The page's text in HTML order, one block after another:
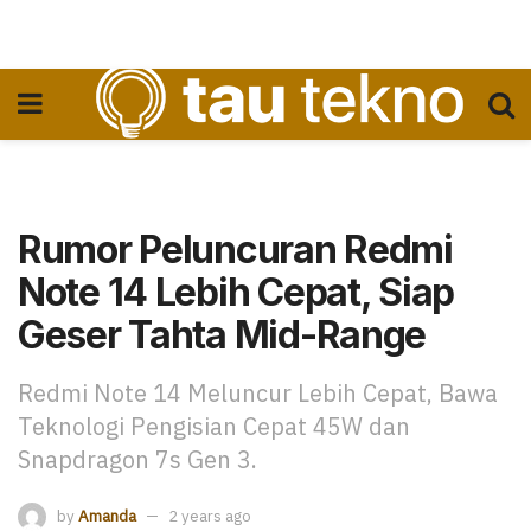
Rumor Peluncuran Redmi
Note 14 Lebih Cepat, Siap
Geser Tahta Mid-Range
Redmi Note 14 Meluncur Lebih Cepat, Bawa
Teknologi Pengisian Cepat 45W dan
Snapdragon 7s Gen 3.
by Amanda 2 years ago